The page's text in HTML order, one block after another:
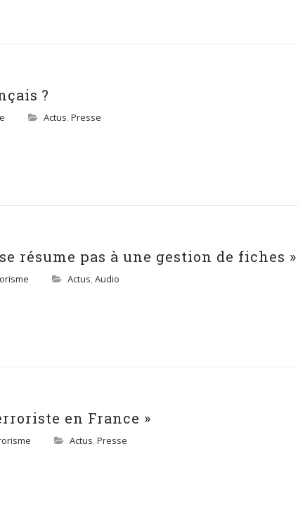
?
Actus, Presse
résume pas à une gestion de fiches »
Actus, Audio
en France »
Actus, Presse